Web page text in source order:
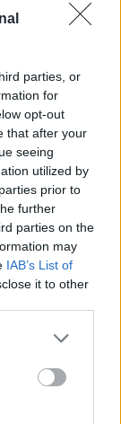
parties, or
for
opt-out
that after your
seeing
utilized by
prior to
further
parties on the
may
IAB’s List of
it to other
«Είμαι
που